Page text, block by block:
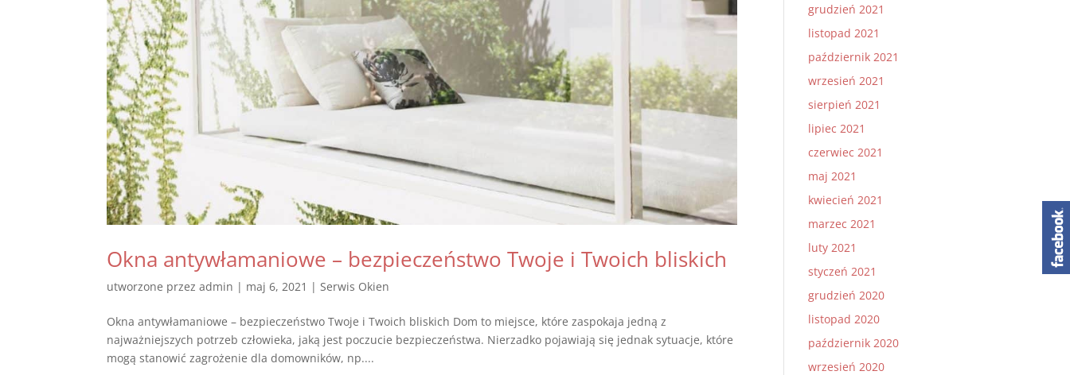
Okna antywłamaniowe – bezpieczeństwo Twoje i Twoich bliskich
utworzone przezadmin | maj 6, 2021 | Serwis Okien
Okna antywłamaniowe – bezpieczeństwo Twoje i Twoich bliskich Dom to miejsce, które zaspokaja jedną z
najważniejszych potrzeb człowieka, jaką jest poczucie bezpieczeństwa. Nierzadko pojawiają się jednak sytuacje, które
mogą stanowić zagrożenie dla domowników, np....
grudzień 2021
listopad 2021
październik 2021
wrzesień 2021
sierpień 2021
lipiec 2021
czerwiec 2021
maj 2021
kwiecień 2021
marzec 2021
luty 2021
styczeń 2021
grudzień 2020
listopad 2020
październik 2020
wrzesień 2020